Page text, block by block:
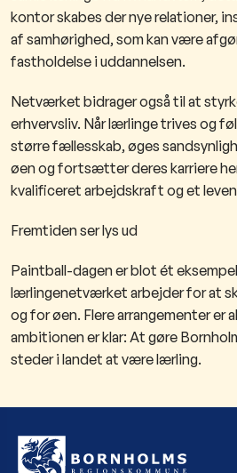
kontor skabes der nye relationer,
af samhørighed, som kan være
fastholdelse i uddannelsen.
Netværket bidrager også til at
erhvervsliv. Når lærlinge trives og
større fællesskab, øges
øen og fortsætter deres karriere
kvalificeret arbejdskraft og et
Fremtiden ser lys ud
Paintball-dagen er blot ét
lærlingenetværket arbejder for at
og for øen. Flere arrangementer er
ambitionen er klar: At gøre
steder i landet at være lærling.